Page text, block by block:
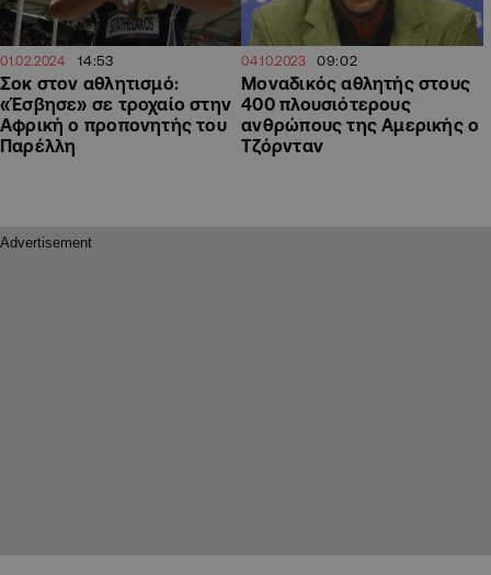
01.02.2024 14:53
Σοκ στον αθλητισμό:
«Έσβησε» σε τροχαίο στην
Αφρική ο προπονητής του
Παρέλλη
04.10.2023 09:02
Μοναδικός αθλητής στους
400 πλουσιότερους
ανθρώπους της Αμερικής ο
Τζόρνταν